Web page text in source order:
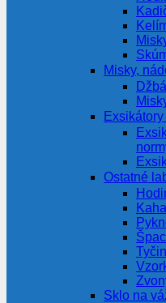
Misky,
Ostatné
Sklo na